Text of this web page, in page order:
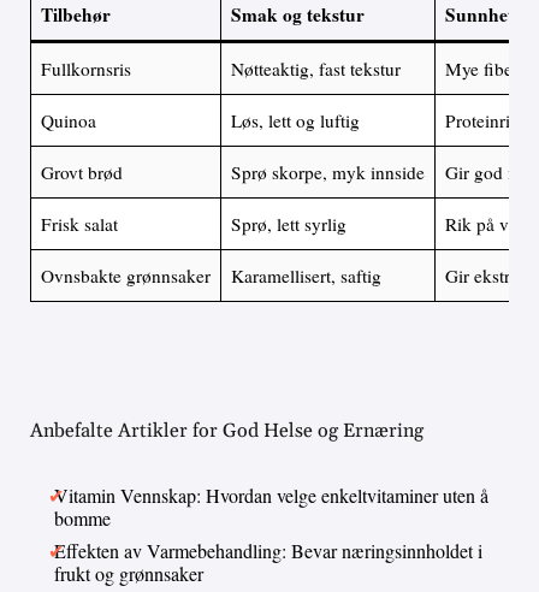
Tilbehør Smak og tekstur
Fullkornsris Nøtteaktig, fast tekstur Mye fiber
Quinoa Løs, lett og luftig Proteinrik
Grovt brød Sprø skorpe, myk innside Gir god
Frisk salat Sprø, lett syrlig Rik på
Ovnsbakte grønnsaker Karamellisert, saftig Gir ekstra
Anbefalte Artikler for God Helse og Ernæring
Vitamin Vennskap: Hvordan velge enkeltvitaminer uten å
bomme
Effekten av Varmebehandling: Bevar næringsinnholdet i
frukt og grønnsaker